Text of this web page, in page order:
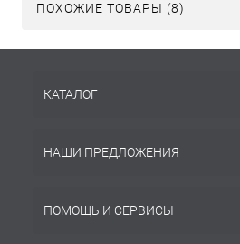
ПОХОЖИЕ ТОВАРЫ (8)
КАТАЛОГ
НАШИ ПРЕДЛОЖЕНИЯ
ПОМОЩЬ И СЕРВИСЫ